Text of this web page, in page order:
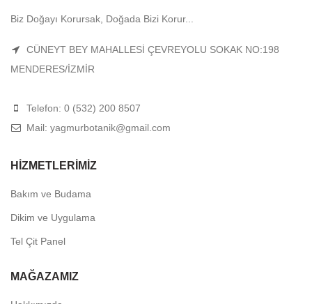
Biz Doğayı Korursak, Doğada Bizi Korur...
CÜNEYT BEY MAHALLESİ ÇEVREYOLU SOKAK NO:198
MENDERES/İZMİR
Telefon: 0 (532) 200 8507
Mail: yagmurbotanik@gmail.com
HIZMETLERIMIZ
Bakım ve Budama
Dikim ve Uygulama
Tel Çit Panel
MAĞAZAMIZ